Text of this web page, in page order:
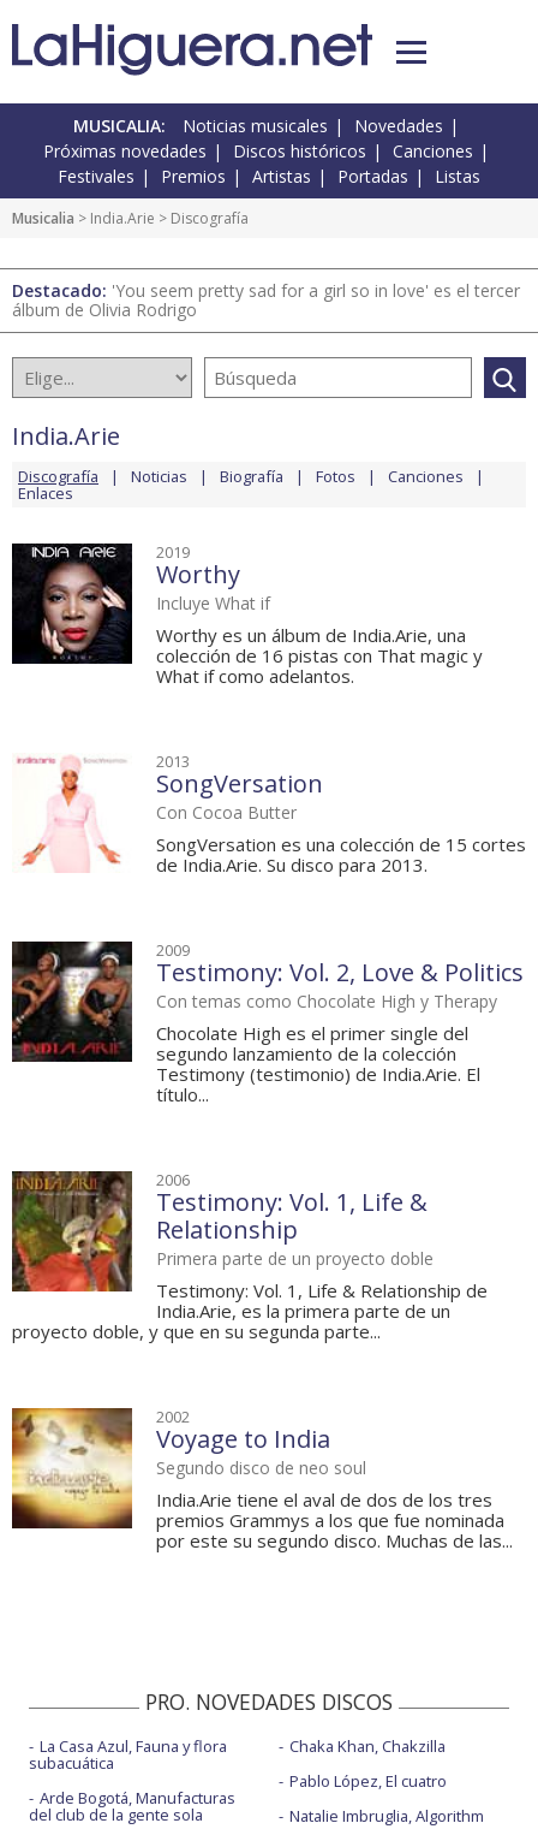
MUSICALIA: Noticias musicales
Novedades
Próximas novedades
Discos históricos
Canciones
Festivales
Premios Artistas Portadas Listas
Musicalia > India.Arie > Discografía
Destacado: 'You seem pretty sad for a girl so in love' es el tercer
álbum de Olivia Rodrigo
India.Arie
Discografía Noticias Biografía Fotos Canciones
Enlaces
2019
Worthy
Incluye What if
Worthy es un álbum de India.Arie, una
colección de 16 pistas con That magic y
What if como adelantos.
2013
SongVersation
Con Cocoa Butter
SongVersation es una colección de 15 cortes
de India.Arie. Su disco para 2013.
2009
Testimony: Vol. 2, Love & Politics
Con temas como Chocolate High y Therapy
Chocolate High es el primer single del
segundo lanzamiento de la colección
Testimony (testimonio) de India.Arie. El
título...
2006
Testimony: Vol. 1, Life &
Relationship
Primera parte de un proyecto doble
Testimony: Vol. 1, Life & Relationship de
India.Arie, es la primera parte de un
proyecto doble, y que en su segunda parte...
2002
Voyage to India
Segundo disco de neo soul
India.Arie tiene el aval de dos de los tres
premios Grammys a los que fue nominada
por este su segundo disco. Muchas de las...
PRO. NOVEDADES DISCOS
La Casa Azul, Fauna y flora
subacuática
Arde Bogotá, Manufacturas
del club de la gente sola
Chaka Khan, Chakzilla
Pablo López, El cuatro
Natalie Imbruglia, Algorithm